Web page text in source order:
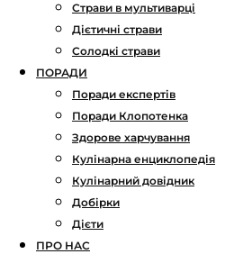
Страви в мультиварці
Дієтичні страви
Солодкі страви
ПОРАДИ
Поради експертів
Поради Клопотенка
Здорове харчування
Кулінарна енциклопедія
Кулінарний довідник
Добірки
Дієти
ПРО НАС